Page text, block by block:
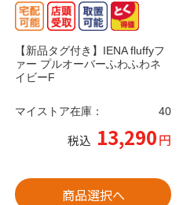
【新品タグ付き】IENA fluffyフ
ァー プルオーバーふわふわネ
イビーF
マイストア在庫： 40
税込 13,290円
商品選択へ